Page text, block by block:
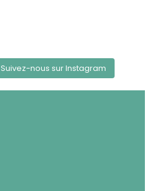
Suivez-nous sur Instagram